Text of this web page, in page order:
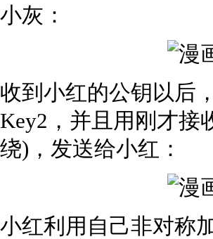
小灰：
收到小红的公钥以后
Key2，并且用刚才接
绕)，发送给小红：
小红利用自己非对称